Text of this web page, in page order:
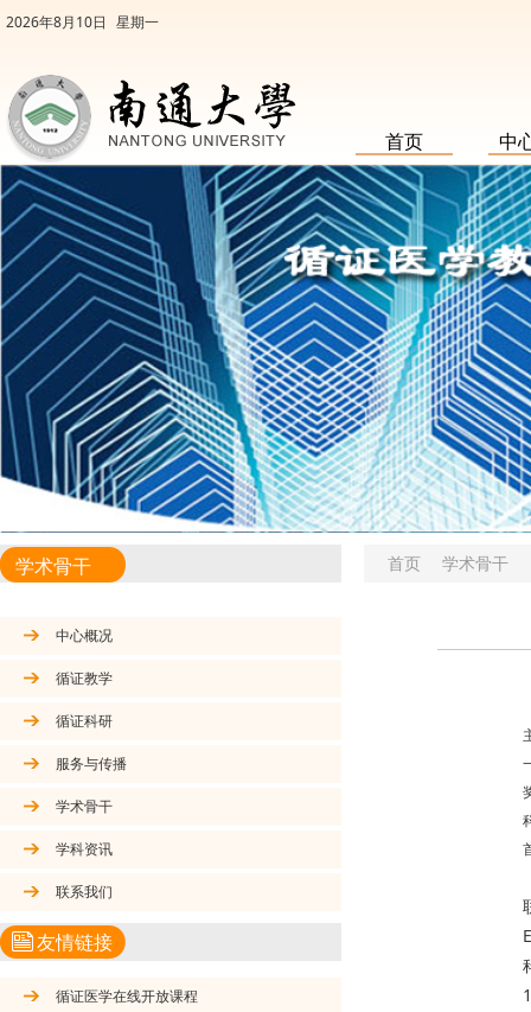
2026年8月10日 星期一
首页 中
学术骨干
中心概况
循证教学
循证科研
服务与传播
学术骨干
学科资讯
联系我们
友情链接
循证医学在线开放课程
首页 学术骨干